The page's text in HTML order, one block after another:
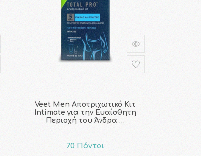
Veet Men Αποτριχωτικό Κιτ
Intimate για την Ευαίσθητη
Περιοχή του Άνδρα …
70 Πόντοι